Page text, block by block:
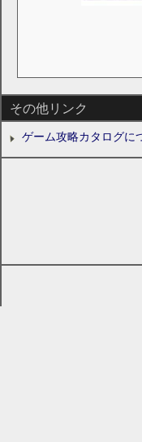
その他リンク
ゲーム攻略カタログに